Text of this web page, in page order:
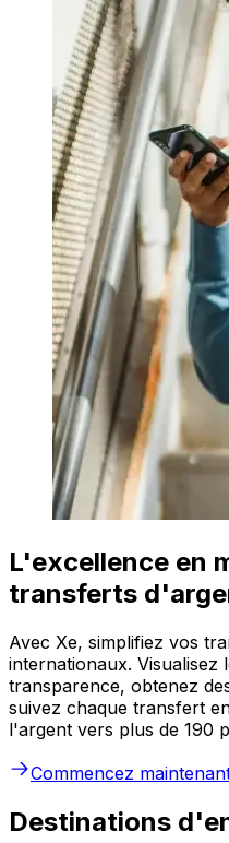
L'excellence en
transferts
Avec Xe, simplifiez vos
internationaux. Visualisez
transparence, obtenez
suivez chaque transfert
l'argent vers plus de 190
Commencez
Destinations